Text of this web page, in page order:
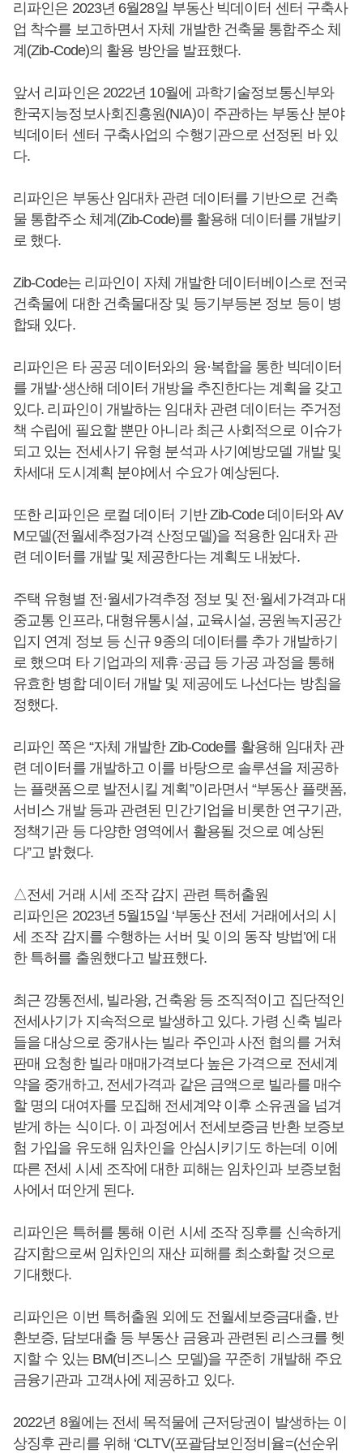
리파인은 2023년 6월28일 부동산 빅데이터 센터 구축사
업 착수를 보고하면서 자체 개발한 건축물 통합주소 체
계(Zib-Code)의 활용 방안을 발표했다.
앞서 리파인은 2022년 10월에 과학기술정보통신부와
한국지능정보사회진흥원(NIA)이 주관하는 부동산 분야
빅데이터 센터 구축사업의 수행기관으로 선정된 바 있
다.
리파인은 부동산 임대차 관련 데이터를 기반으로 건축
물 통합주소 체계(Zib-Code)를 활용해 데이터를 개발키
로 했다.
Zib-Code는 리파인이 자체 개발한 데이터베이스로 전국
건축물에 대한 건축물대장 및 등기부등본 정보 등이 병
합돼 있다.
리파인은 타 공공 데이터와의 융·복합을 통한 빅데이터
를 개발·생산해 데이터 개방을 추진한다는 계획을 갖고
있다. 리파인이 개발하는 임대차 관련 데이터는 주거정
책 수립에 필요할 뿐만 아니라 최근 사회적으로 이슈가
되고 있는 전세사기 유형 분석과 사기예방모델 개발 및
차세대 도시계획 분야에서 수요가 예상된다.
또한 리파인은 로컬 데이터 기반 Zib-Code 데이터와 AV
M모델(전월세추정가격 산정모델)을 적용한 임대차 관
련 데이터를 개발 및 제공한다는 계획도 내놨다.
주택 유형별 전·월세가격추정 정보 및 전·월세가격과 대
중교통 인프라, 대형유통시설, 교육시설, 공원녹지공간
입지 연계 정보 등 신규 9종의 데이터를 추가 개발하기
로 했으며 타 기업과의 제휴·공급 등 가공 과정을 통해
유효한 병합 데이터 개발 및 제공에도 나선다는 방침을
정했다.
리파인 쪽은 “자체 개발한 Zib-Code를 활용해 임대차 관
련 데이터를 개발하고 이를 바탕으로 솔루션을 제공하
는 플랫폼으로 발전시킬 계획”이라면서 “부동산 플랫폼,
서비스 개발 등과 관련된 민간기업을 비롯한 연구기관,
정책기관 등 다양한 영역에서 활용될 것으로 예상된
다”고 밝혔다.
△전세 거래 시세 조작 감지 관련 특허출원
리파인은 2023년 5월15일 ‘부동산 전세 거래에서의 시
세 조작 감지를 수행하는 서버 및 이의 동작 방법’에 대
한 특허를 출원했다고 발표했다.
최근 깡통전세, 빌라왕, 건축왕 등 조직적이고 집단적인
전세사기가 지속적으로 발생하고 있다. 가령 신축 빌라
들을 대상으로 중개사는 빌라 주인과 사전 협의를 거쳐
판매 요청한 빌라 매매가격보다 높은 가격으로 전세계
약을 중개하고, 전세가격과 같은 금액으로 빌라를 매수
할 명의 대여자를 모집해 전세계약 이후 소유권을 넘겨
받게 하는 식이다. 이 과정에서 전세보증금 반환 보증보
험 가입을 유도해 임차인을 안심시키기도 하는데 이에
따른 전세 시세 조작에 대한 피해는 임차인과 보증보험
사에서 떠안게 된다.
리파인은 특허를 통해 이런 시세 조작 징후를 신속하게
감지함으로써 임차인의 재산 피해를 최소화할 것으로
기대했다.
리파인은 이번 특허출원 외에도 전월세보증금대출, 반
환보증, 담보대출 등 부동산 금융과 관련된 리스크를 헷
지할 수 있는 BM(비즈니스 모델)을 꾸준히 개발해 주요
금융기관과 고객사에 제공하고 있다.
2022년 8월에는 전세 목적물에 근저당권이 발생하는 이
상징후 관리를 위해 ‘CLTV(포괄담보인정비율=(선순위